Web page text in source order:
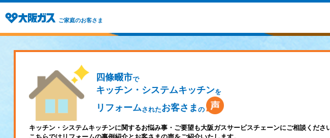
ご家庭のお客さま
四條畷市で
キッチン・システムキッチンを
リフォームされたお客さま の
キッチン・システムキッチンに関するお悩み事・ご要望も大阪ガスサービスチェーンにご相談くだ